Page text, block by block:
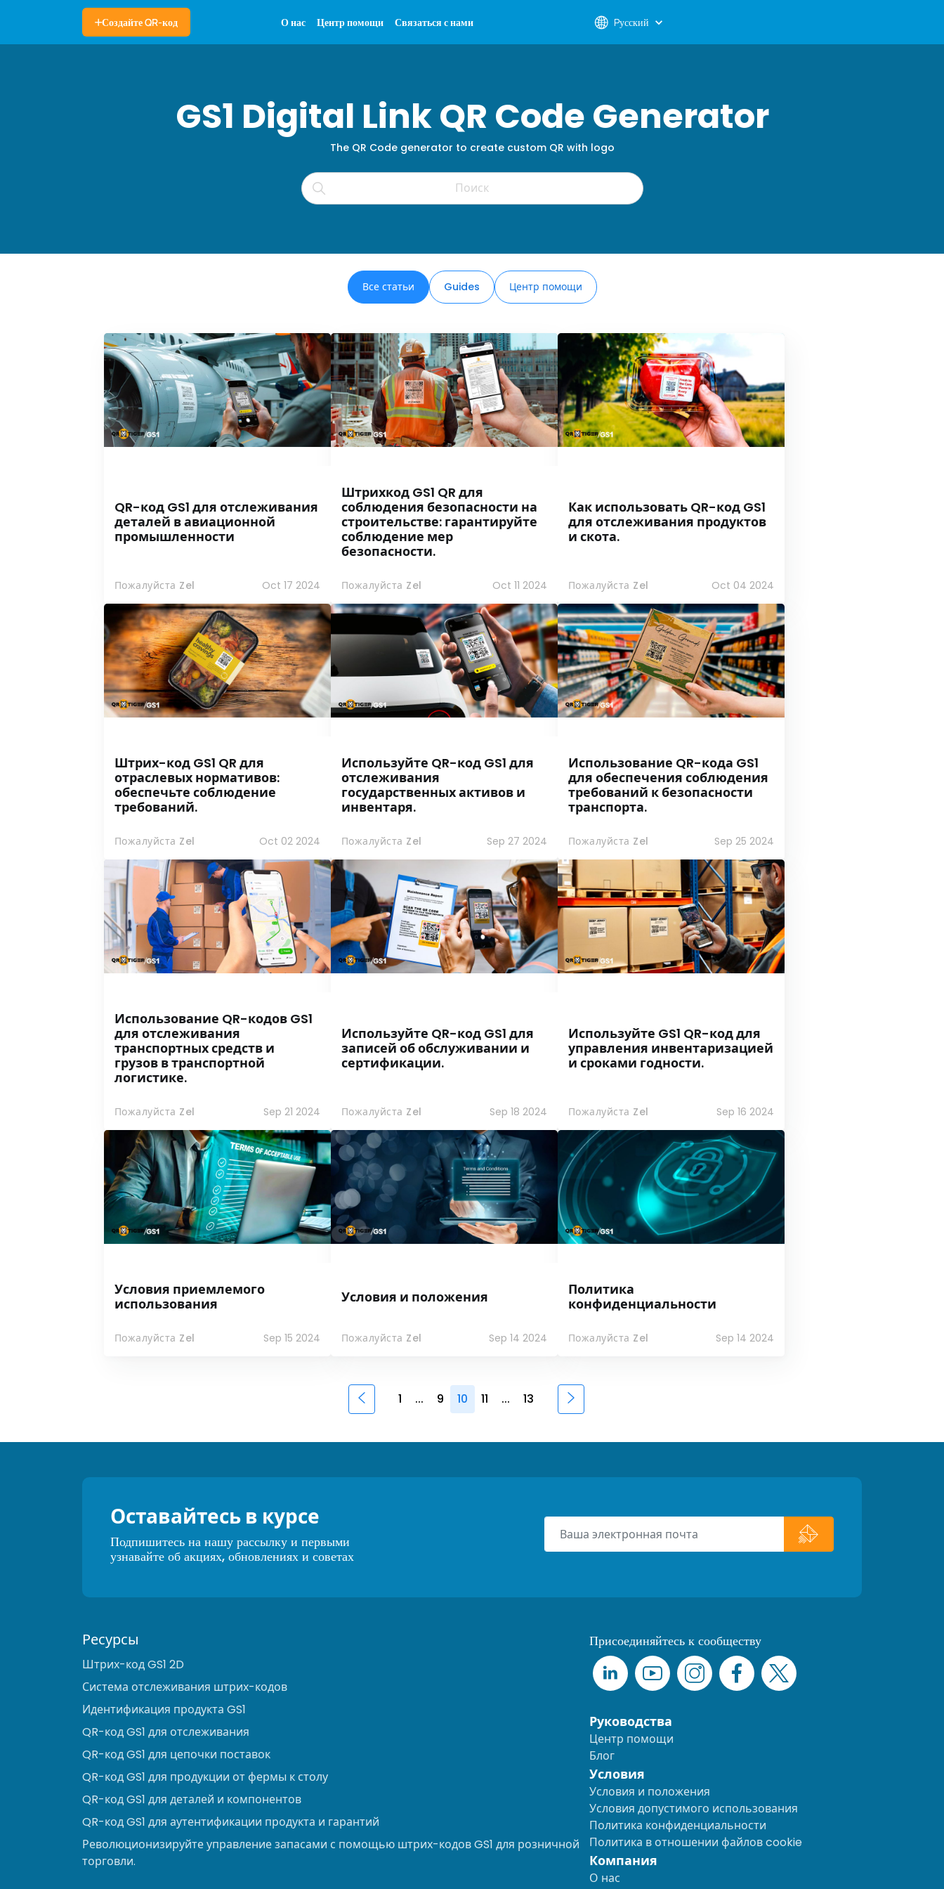
Создайте QR-код О нас Центр помощи Связаться с нами Pусский
GS1 Digital Link QR Code Generator
The QR Code generator to create custom QR with logo
Все статьи Guides Центр помощи
QR-код GS1 для отслеживания
деталей в авиационной
промышленности
Пожалуйста Zel Oct 17 2024
Штрихкод GS1 QR для
соблюдения безопасности на
строительстве: гарантируйте
соблюдение мер
безопасности.
Пожалуйста Zel Oct 11 2024
Как использовать QR-код GS1
для отслеживания продуктов
и скота.
Пожалуйста Zel Oct 04 2024
Штрих-код GS1 QR для
отраслевых нормативов:
обеспечьте соблюдение
требований.
Пожалуйста Zel Oct 02 2024
Используйте QR-код GS1 для
отслеживания
государственных активов и
инвентаря.
Пожалуйста Zel Sep 27 2024
Использование QR-кода GS1
для обеспечения соблюдения
требований к безопасности
транспорта.
Пожалуйста Zel Sep 25 2024
Использование QR-кодов GS1
для отслеживания
транспортных средств и
грузов в транспортной
логистике.
Пожалуйста Zel Sep 21 2024
Используйте QR-код GS1 для
записей об обслуживании и
сертификации.
Пожалуйста Zel Sep 18 2024
Используйте GS1 QR-код для
управления инвентаризацией
и сроками годности.
Пожалуйста Zel Sep 16 2024
Условия приемлемого
использования
Пожалуйста Zel Sep 15 2024
Условия и положения
Пожалуйста Zel Sep 14 2024
Политика
конфиденциальности
Пожалуйста Zel Sep 14 2024
1 ... 9 10 11 ... 13
Оставайтесь в курсе
Подпишитесь на нашу рассылку и первыми
узнавайте об акциях, обновлениях и советах
Ресурсы
Штрих-код GS1 2D
Система отслеживания штрих-кодов
Идентификация продукта GS1
QR-код GS1 для отслеживания
QR-код GS1 для цепочки поставок
QR-код GS1 для продукции от фермы к столу
QR-код GS1 для деталей и компонентов
QR-код GS1 для аутентификации продукта и гарантий
Революционизируйте управление запасами с помощью штрих-кодов GS1 для розничной
торговли.
Присоединяйтесь к сообществу
Руководства
Центр помощи
Блог
Условия
Условия и положения
Условия допустимого использования
Политика конфиденциальности
Политика в отношении файлов cookie
Компания
О нас